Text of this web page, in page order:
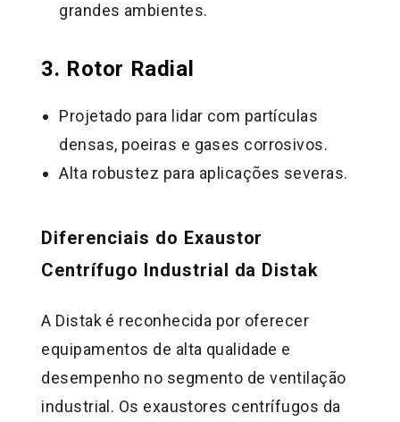
grandes ambientes.
3. Rotor Radial
Projetado para lidar com partículas
densas, poeiras e gases corrosivos.
Alta robustez para aplicações severas.
Diferenciais do Exaustor
Centrífugo Industrial da Distak
A Distak é reconhecida por oferecer
equipamentos de alta qualidade e
desempenho no segmento de ventilação
industrial. Os exaustores centrífugos da